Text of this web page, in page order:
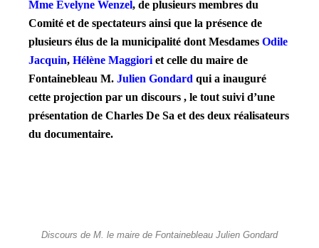
Mme Evelyne Wenzel, de plusieurs membres du
Comité et de spectateurs ainsi que la présence de
plusieurs élus de la municipalité dont Mesdames Odile
Jacquin, Hélène Maggiori et celle du maire de
Fontainebleau M. Julien Gondard qui a inauguré
cette projection par un discours , le tout suivi d’une
présentation de Charles De Sa et des deux réalisateurs
du documentaire.
Discours de M. le maire de Fontainebleau Julien Gondard